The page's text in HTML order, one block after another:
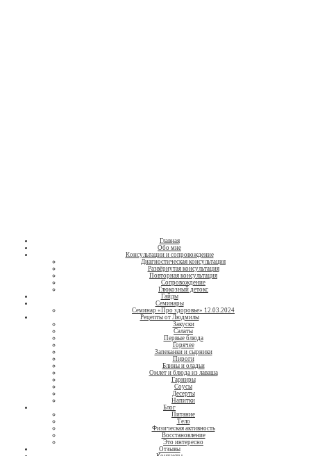
Главная
Обо мне
Консультации и сопровождение
Диагностическая консультация
Развёрнутая консультация
Повторная консультация
Сопровождение
Глюкозный детокс
Гайды
Семинары
Семинар «Про здоровье» 12.03.2024
Рецепты от Людмилы
Закуски
Салаты
Первые блюда
Горячее
Запеканки и сырники
Пироги
Блины и оладьи
Омлет и блюда из лаваша
Гарниры
Соусы
Десерты
Напитки
Блог
Питание
Тело
Физическая активность
Восстановление
Это интересно
Отзывы